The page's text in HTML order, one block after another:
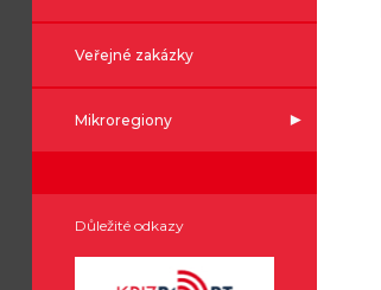
Veřejné zakázky
Mikroregiony
Důležité odkazy